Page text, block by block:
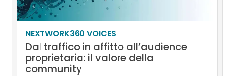
NEXTWORK360 VOICES
Dal traffico in affitto all’audience
proprietaria: il valore della
community